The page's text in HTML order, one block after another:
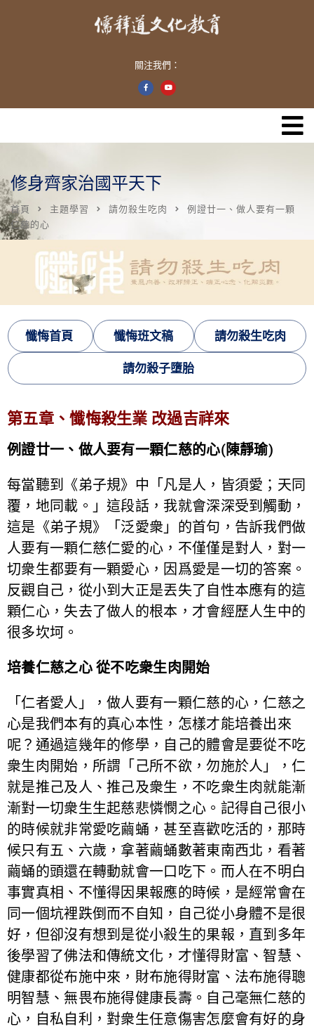
關注我們：
修身齊家治國平天下
首頁 主題學習 請勿殺生吃肉
例證廿一、做人要有一顆
仁慈的心
懺悔首頁 懺悔班文稿 請勿殺生吃肉
請勿殺子墮胎
第五章、懺悔殺生業 改過吉祥來
例證廿一、做人要有一顆仁慈的心(陳靜瑜)
每當聽到《弟子規》中「凡是人，皆須愛；天同
覆，地同載。」這段話，我就會深深受到觸動，
這是《弟子規》「泛愛衆」的首句，告訴我們做
人要有一顆仁慈仁愛的心，不僅僅是對人，對一
切衆生都要有一顆愛心，因爲愛是一切的答案。
反觀自己，從小到大正是丟失了自性本應有的這
顆仁心，失去了做人的根本，才會經歷人生中的
很多坎坷。
培養仁慈之心 從不吃衆生肉開始
「仁者愛人」，做人要有一顆仁慈的心，仁慈之
心是我們本有的真心本性，怎樣才能培養出來
呢？通過這幾年的修學，自己的體會是要從不吃
衆生肉開始，所謂「己所不欲，勿施於人」，仁
就是推己及人、推己及衆生，不吃衆生肉就能漸
漸對一切衆生生起慈悲憐憫之心。記得自己很小
的時候就非常愛吃繭蛹，甚至喜歡吃活的，那時
候只有五、六歲，拿著繭蛹數著東南西北，看著
繭蛹的頭還在轉動就會一口吃下。而人在不明白
事實真相、不懂得因果報應的時候，是經常會在
同一個坑裡跌倒而不自知，自己從小身體不是很
好，但卻沒有想到是從小殺生的果報，直到多年
後學習了佛法和傳統文化，才懂得財富、智慧、
健康都從布施中來，財布施得財富、法布施得聰
明智慧、無畏布施得健康長壽。自己毫無仁慈的
心，自私自利，對衆生任意傷害怎麼會有好的身